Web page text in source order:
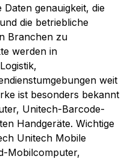
Daten genauigkeit, die
die betriebliche
Branchen zu
werden in
weit
ist besonders bekannt
Unitech-Barcode-
Handgeräte. Wichtige
Unitech Mobile
Mobilcomputer,